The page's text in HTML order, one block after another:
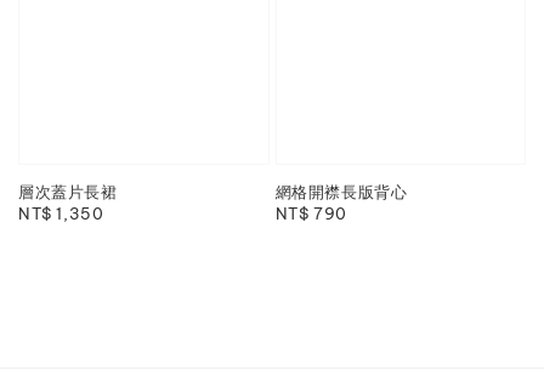
層次蓋片長裙
Regular
NT$ 1,350
網格開襟長版背心
Regular
NT$ 790